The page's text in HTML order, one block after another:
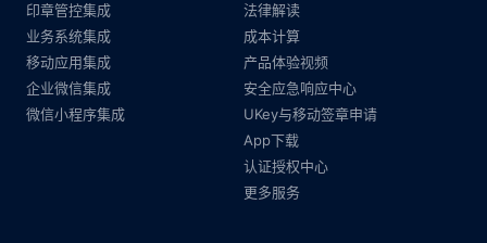
印章管控集成
业务系统集成
移动应用集成
企业微信集成
微信小程序集成
法律解读
成本计算
产品体验视频
安全应急响应中心
UKey与移动签章申请
App下载
认证授权中心
更多服务